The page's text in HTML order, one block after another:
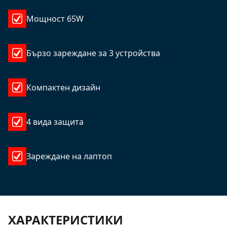
Мощност 65W
Бързо зареждане за 3 устройства
Компактен дизайн
4 вида защита
Зареждане на лаптоп
ХАРАКТЕРИСТИКИ